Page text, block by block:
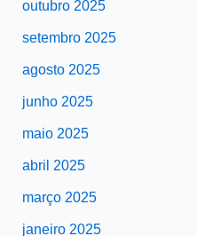
outubro 2025
setembro 2025
agosto 2025
junho 2025
maio 2025
abril 2025
março 2025
janeiro 2025